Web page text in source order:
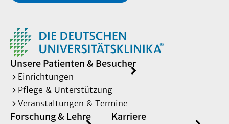
Unsere Patienten & Besucher
Einrichtungen
Pflege & Unterstützung
Veranstaltungen & Termine
Forschung & Lehre Karriere